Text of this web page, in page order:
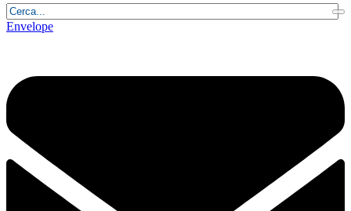
Envelope